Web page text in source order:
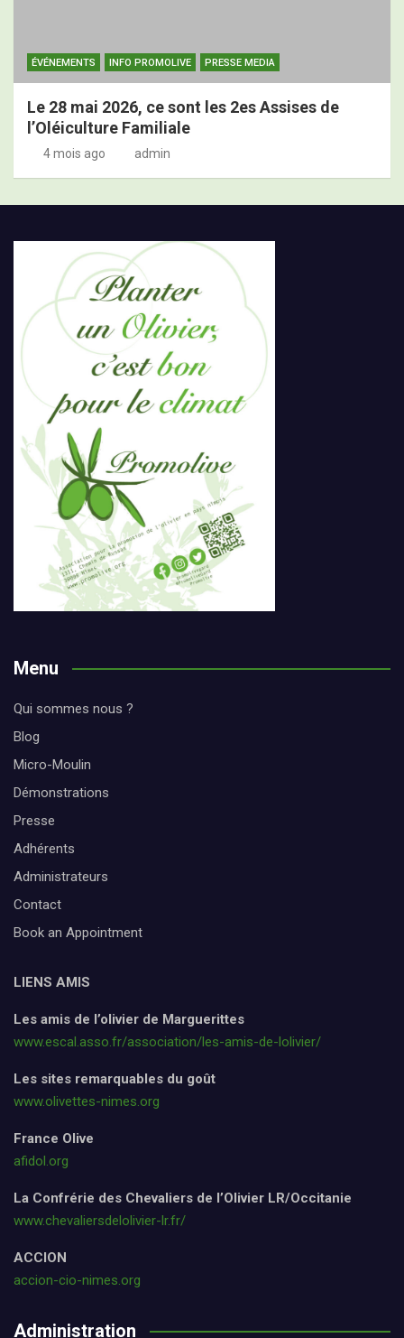
ÉVÉNEMENTS INFO PROMOLIVE PRESSE MEDIA
Le 28 mai 2026, ce sont les 2es Assises de
l’Oléiculture Familiale
4 mois ago admin
Menu
Qui sommes nous ?
Blog
Micro-Moulin
Démonstrations
Presse
Adhérents
Administrateurs
Contact
Book an Appointment
LIENS AMIS
Les amis de l’olivier de Marguerittes
www.escal.asso.fr/association/les-amis-de-lolivier/
Les sites remarquables du goût
www.olivettes-nimes.org
France Olive
afidol.org
La Confrérie des Chevaliers de l’Olivier LR/Occitanie
www.chevaliersdelolivier-lr.fr/
ACCION
accion-cio-nimes.org
Administration